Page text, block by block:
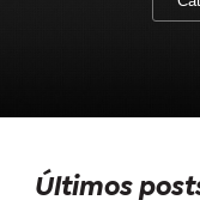
Últimos